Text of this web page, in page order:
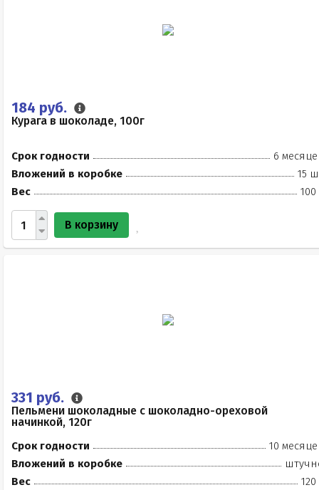
184 руб.
Курага в шоколаде, 100г
Срок годности
6
Вложений в коробке
15
Вес
100
В корзину
331 руб.
Пельмени шоколадные с шоколадно-ореховой
начинкой, 120г
Срок годности
10
Вложений в коробке
Вес
120